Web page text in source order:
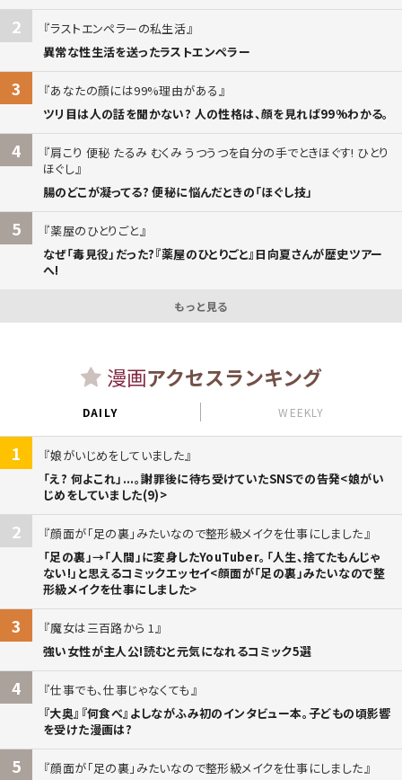
2
ラストエンペラーの私生活
異常な性生活を送ったラストエンペラー
3
あなたの顔には99%理由がある
ツリ目は人の話を聞かない? 人の性格は、顔を見れば99%わかる。
4
肩こり 便秘 たるみ むくみ うつうつを自分の手でときほぐす! ひとり
ほぐし
腸のどこが凝ってる? 便秘に悩んだときの「ほぐし技」
5
薬屋のひとりごと
なぜ「毒見役」だった?『薬屋のひとりごと』日向夏さんが歴史ツアー
へ!
もっと見る
漫画アクセスランキング
DAILY WEEKLY
1
娘がいじめをしていました
「え? 何よこれ」...。謝罪後に待ち受けていたSNSでの告発<娘がい
じめをしていました(9)>
2
顔面が「足の裏」みたいなので整形級メイクを仕事にしました
「足の裏」→「人間」に変身したYouTuber。「人生、捨てたもんじゃ
ない!」と思えるコミックエッセイ<顔面が「足の裏」みたいなので整
形級メイクを仕事にしました>
3
魔女は三百路から 1
強い女性が主人公!読むと元気になれるコミック5選
4
仕事でも、仕事じゃなくても
『大奥』『何食べ』よしながふみ初のインタビュー本。子どもの頃影響
を受けた漫画は?
5
顔面が「足の裏」みたいなので整形級メイクを仕事にしました